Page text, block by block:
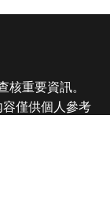
核重要資訊。
僅供個人參考